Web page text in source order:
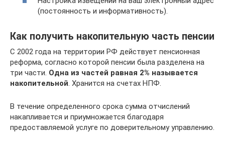
(постоянность и информативность).
Как получить накопительную часть пенсии
С 2002 года на территории РФ действует пенсионная
реформа, согласно которой пенсии была разделена на
три части. Одна из частей равная 2% называется
накопительной. Хранится на счетах НПФ.
В течение определенного срока сумма отчислений
накапливается и приумножается благодаря
предоставляемой услуге по доверительному управлению.